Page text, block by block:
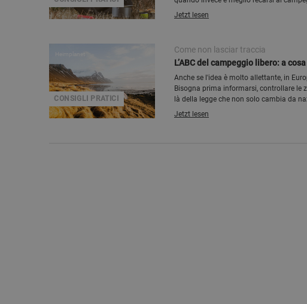
Jetzt lesen
CONSIGLI PRATICI
Heimplanet Come non lasciar traccia
L’ABC del campeggio libero: a
Anche se l'idea è molto allettante, in
Bisogna prima informarsi, controllare le
là della legge che non solo cambia da
alcune norme universali che si
Jetzt lesen